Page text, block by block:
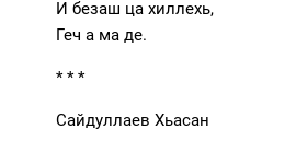
И безаш ца хиллехь,
Геч а ма де.
* * *
Сайдуллаев Хьасан